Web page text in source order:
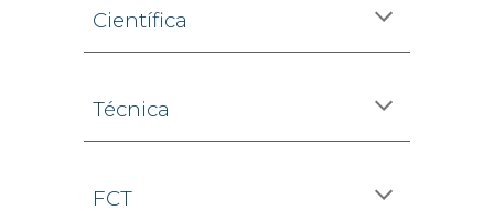
Científica
Técnica
FCT